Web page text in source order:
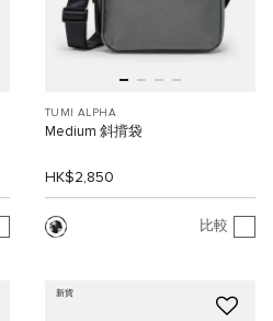
TUMI ALPHA
Medium 斜揹袋
HK$2,850
比較
新貨